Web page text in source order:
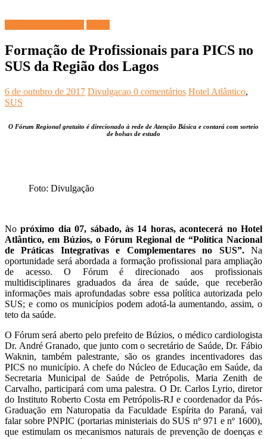
Formação de Profissionais para PICS no
SUS da Região dos Lagos
6 de outubro de 2017 Divulgacao 0 comentários Hotel Atlântico,
SUS
O Fórum Regional gratuito é direcionado à rede de Atenção Básica e contará com sorteio
de bolsas de estudo
Foto: Divulgação
Nopróximo dia 07, sábado, às 14 horas, acontecerá no Hotel
Atlântico, em Búzios, o Fórum Regional de “Política Nacional
de Práticas Integrativas e Complementares no SUS”.Na
oportunidade será abordada a formação profissional para ampliação
de acesso. O Fórum é direcionado aos profissionais
multidisciplinares graduados da área de saúde, que receberão
informações mais aprofundadas sobre essa política autorizada pelo
SUS; e como os municípios podem adotá-la aumentando, assim, o
teto da saúde.
O Fórum será aberto pelo prefeito de Búzios, o médico cardiologista
Dr. André Granado, que junto com o secretário de Saúde, Dr. Fábio
Waknin, também palestrante, são os grandes incentivadores das
PICS no município. A chefe do Núcleo de Educação em Saúde, da
Secretaria Municipal de Saúde de Petrópolis, Maria Zenith de
Carvalho, participará com uma palestra. O Dr. Carlos Lyrio, diretor
do Instituto Roberto Costa em Petrópolis-RJ e coordenador da Pós-
Graduação em Naturopatia da Faculdade Espírita do Paraná, vai
falar sobre PNPIC (portarias ministeriais do SUS nº 971 e nº 1600),
que estimulam os mecanismos naturais de prevenção de doenças e